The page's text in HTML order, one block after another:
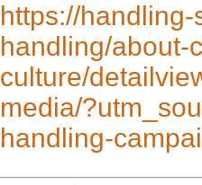
https://
handling/about-
culture/
media/
handling-